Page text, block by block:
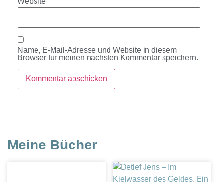
Name, E-Mail-Adresse und Website in diesem
Browser für meinen nächsten Kommentar speichern.
Meine Bücher